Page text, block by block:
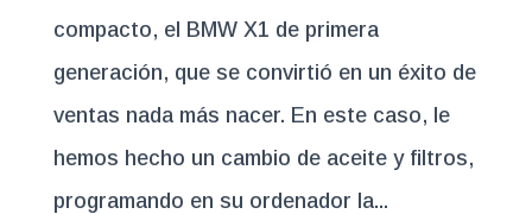
compacto, el BMW X1 de primera
generación, que se convirtió en un éxito de
ventas nada más nacer. En este caso, le
hemos hecho un cambio de aceite y filtros,
programando en su ordenador la...